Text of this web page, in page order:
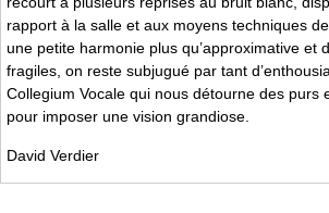
rapport à la salle et aux moyens techniques
une petite harmonie plus qu’approximative et
fragiles, on reste subjugué par tant
Collegium Vocale qui nous détourne des purs
pour imposer une vision grandiose.
David Verdier